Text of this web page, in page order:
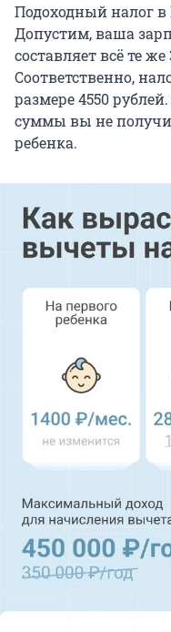
Подоходный налог в
Допустим, ваша
составляет всё те
Соответственно,
размере 4550
суммы вы не
ребенка.